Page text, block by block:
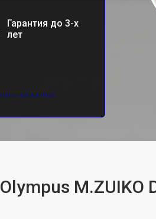
Гарантия до 3-х
лет
данных.
M.ZUIKO